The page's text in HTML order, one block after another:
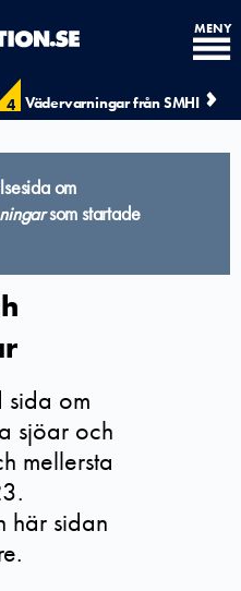
4 Vädervarningar från SMHI
MENY
om
som startade
sida om
sjöar och
mellersta
här sidan